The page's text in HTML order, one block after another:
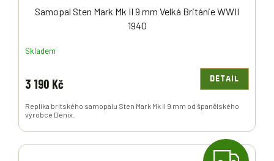
Samopal Sten Mark Mk II 9 mm Velká Británie WWII
1940
Skladem
3 190 Kč DETAIL
Replika britského samopalu Sten Mark Mk II 9 mm od španělského
výrobce Denix.